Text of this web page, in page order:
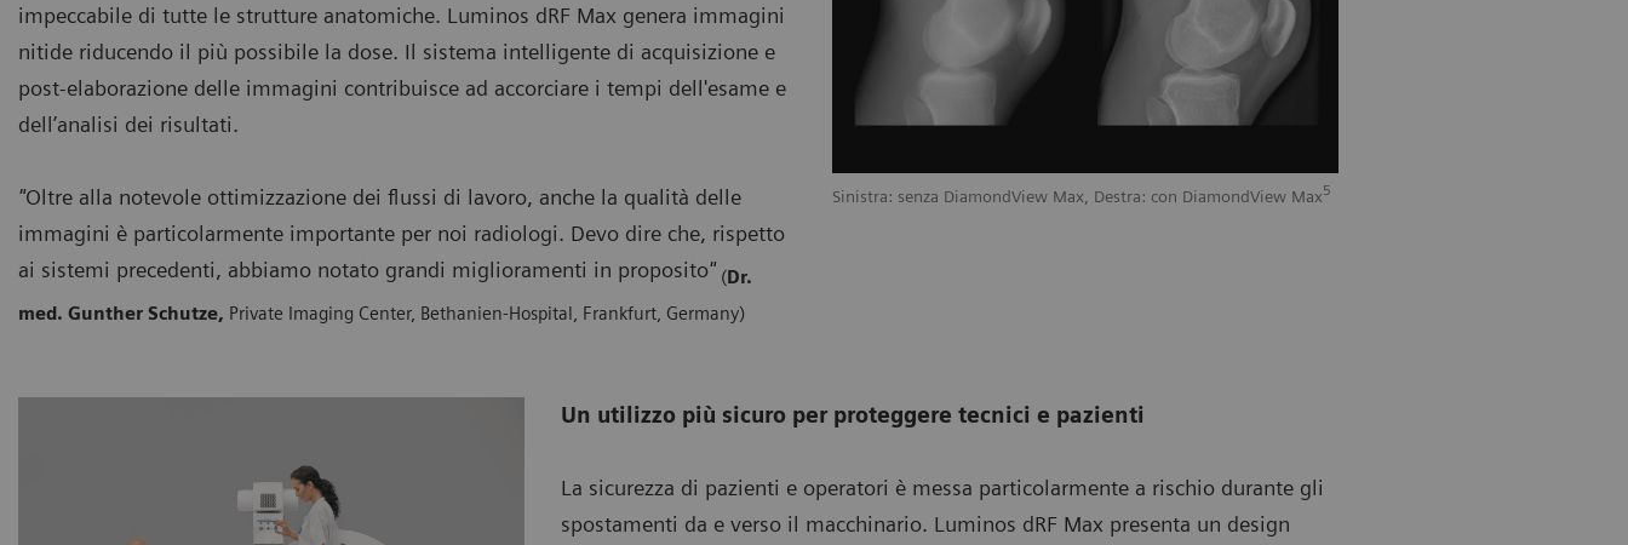
Sinistra: senza DiamondView Max, Destra: con DiamondView Max5
impeccabile di tutte le strutture anatomiche. Luminos dRF Max genera immagini
nitide riducendo il più possibile la dose. Il sistema intelligente di acquisizione e
post-elaborazione delle immagini contribuisce ad accorciare i tempi dell'esame e
dell’analisi dei risultati.
"Oltre alla notevole ottimizzazione dei flussi di lavoro, anche la qualità delle
immagini è particolarmente importante per noi radiologi. Devo dire che, rispetto
ai sistemi precedenti, abbiamo notato grandi miglioramenti in proposito" (Dr.
med. Gunther Schutze, Private Imaging Center, Bethanien-Hospital, Frankfurt, Germany)
Un utilizzo più sicuro per proteggere tecnici e pazienti
La sicurezza di pazienti e operatori è messa particolarmente a rischio durante gli
spostamenti da e verso il macchinario. Luminos dRF Max presenta un design